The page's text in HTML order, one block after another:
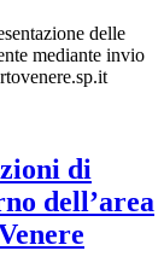
delle
mediante invio
di
dell’area